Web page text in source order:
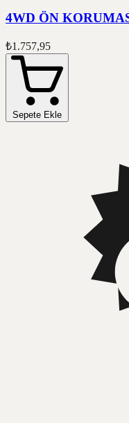
4WD ÖN
₺1.757,95
Sepete Ekle